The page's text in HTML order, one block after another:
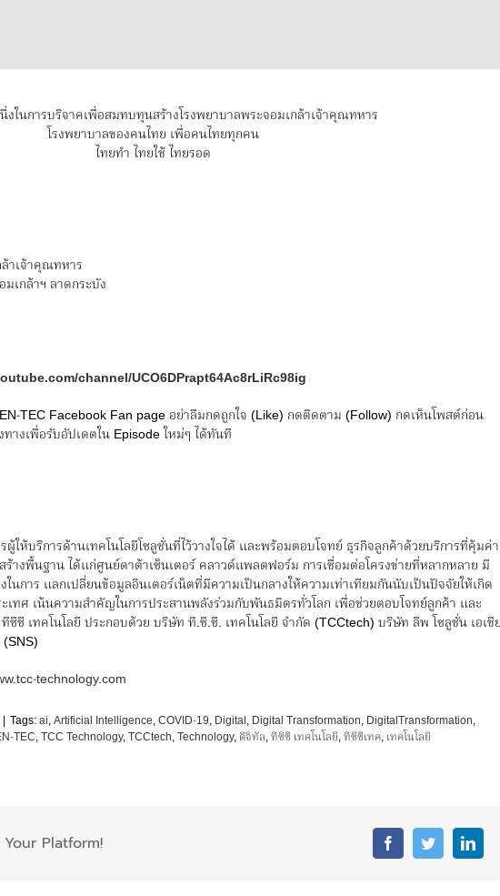
งในการบริจาคเพื่อสมทบทุนสร้างโรงพยาบาลพระจอมเกล้าเจ้าคุณทหาร
โรงพยาบาลของคนไทย เพื่อคนไทยทุกคน
ไทยทำ ไทยใช้ ไทยรอด
าเจ้าคุณทหาร
มเกล้าฯ ลาดกระบัง
channel/UCO6DPrapt64Ac8rLiRc98ig
TEC Facebook Fan page อย่าลืมกดถูกใจ (Like) กดติดตาม (Follow) กดเห็นโพสต์ก่อน
างเพื่อรับอัปเดตใน Episode ใหม่ๆ ได้ทันที
ห้บริการด้านเทคโนโลยีโซลูชั่นที่ไว้วางใจได้ และพร้อมตอบโจทย์ ธุรกิจลูกค้าด้วยบริการที่คุ้มค่า
างพื้นฐาน ได้แก่ศูนย์ดาต้าเซ็นเตอร์ คลาวด์แพลตฟอร์ม การเชื่อมต่อโครงข่ายที่หลากหลาย มี
นการ แลกเปลี่ยนข้อมูลอินเตอร์เน็ตที่มีความเป็นกลางให้ความเท่าเทียมกันนับเป็นปัจจัยให้เกิด
เทศ เน้นความสำคัญในการประสานพลังร่วมกับพันธมิตรทั่วโลก เพื่อช่วยตอบโจทย์ลูกค้า และ
ซี เทคโนโลยี ประกอบด้วย บริษัท ที.ซี.ซี. เทคโนโลยี จำกัด (TCCtech) บริษัท ลีพ โซลูชั่น เอเชีย
technology.com
| Tags:ai,Artificial Intelligence,COVID-19, Digital, Digital Transformation, DigitalTransformation,
TEC,TCC Technology,TCCtech,Technology, ดิจิทัล,ทีซีซี เทคโนโลยี,ทีซีซีเทค, เทคโนโลยี
Platform! FacebookTwitter